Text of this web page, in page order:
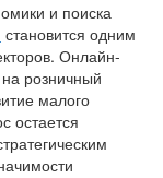
и поиска
становится одним
Онлайн-
розничный
малого
остается